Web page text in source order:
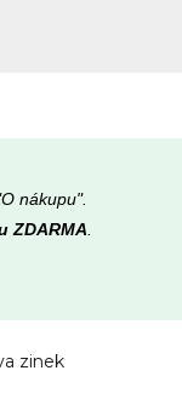
nákupu".
ZDARMA
zinek